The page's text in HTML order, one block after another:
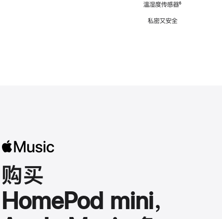
温湿度传感器脚
⁶
私密又安全
购买
HomePod mini，